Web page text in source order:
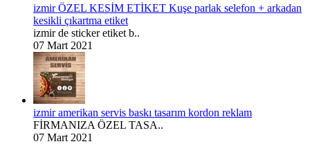
izmir ÖZEL KESİM ETİKET Kuşe parlak selefon + arkadan
kesikli çıkartma etiket
izmir de sticker etiket b..
07 Mart 2021
izmir amerikan servis baskı tasarım kordon reklam
FİRMANIZA ÖZEL TASA..
07 Mart 2021